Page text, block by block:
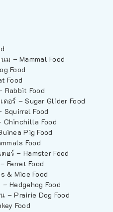
ม – Mammal Food
Food
Food
Rabbit Food
ดอร์ – Sugar Glider Food
Squirrel Food
Food
Pig Food
Food
อร์ – Hamster Food
Ferret Food
& Mice Food
Hedgehog Food
– Prairie Dog Food
Food